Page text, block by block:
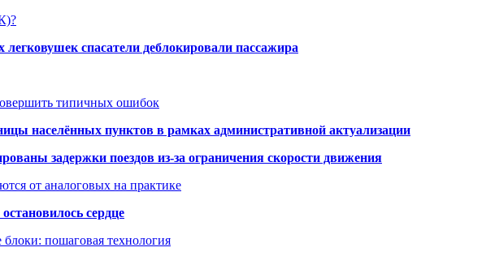
спасатели деблокировали пассажира
типичных ошибок
населённых пунктов в рамках административной актуализации
задержки поездов из-за ограничения скорости движения
от аналоговых на практике
сердце
пошаговая технология